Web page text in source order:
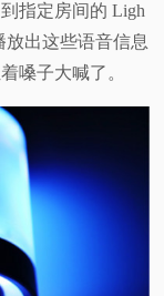
指定房间的 Ligh
放出这些语音信息
嗓子大喊了。